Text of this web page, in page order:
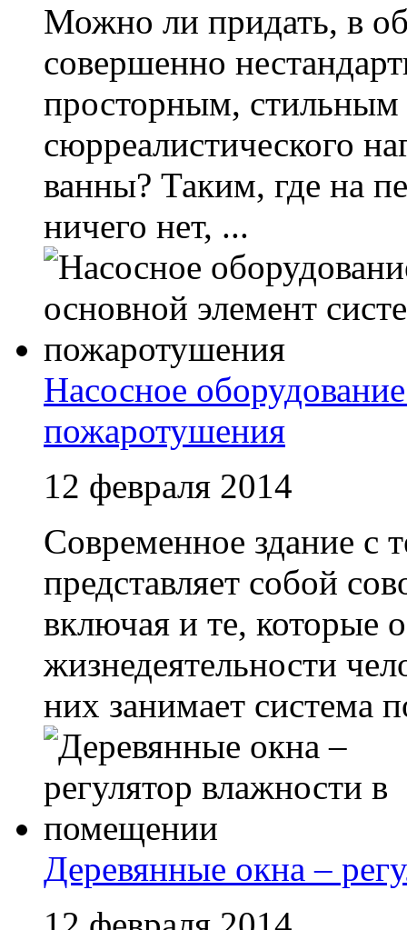
Можно ли придать, в
совершенно
просторным, стильным
сюрреалистического
ванны? Таким, где на
ничего нет, ...
Насосное
пожаротушения
12 февраля 2014
Современное здание с
представляет собой
включая и те, которые
жизнедеятельности
них занимает система
Деревянные окна –